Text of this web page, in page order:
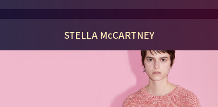
STELLA McCARTNEY